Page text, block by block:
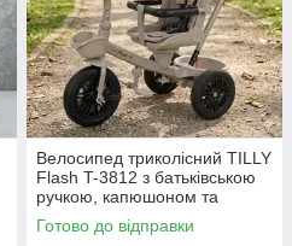
Велосипед триколісний TILLY
Flash T-3812 з батьківською
ручкою, капюшоном та
кошиком — 4 кольори на
вибір
Готово до відправки